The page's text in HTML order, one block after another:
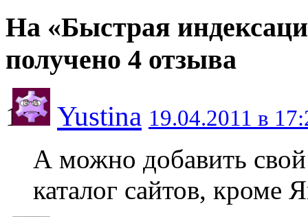
На «Быстрая
получено 4 отзыва
Yustina 19.04.2011 в
А можно добавить
каталог сайтов, кроме